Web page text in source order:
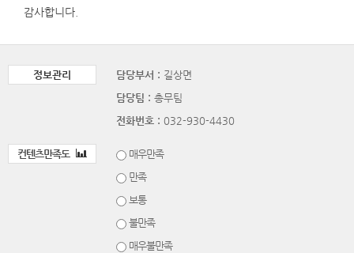
감사합니다.
정보관리 담당부서 : 길상면
담당팀 : 총무팀
전화번호 : 032-930-4430
컨텐츠만족도
매우만족
만족
보통
불만족
매우불만족